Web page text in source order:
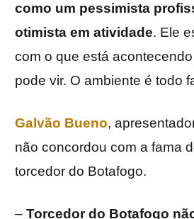
como um pessimista
otimista em atividade. Ele
com o que está
pode vir. O ambiente é todo
Galvão Bueno,
não concordou com a fama
torcedor do Botafogo.
– Torcedor do Botafogo